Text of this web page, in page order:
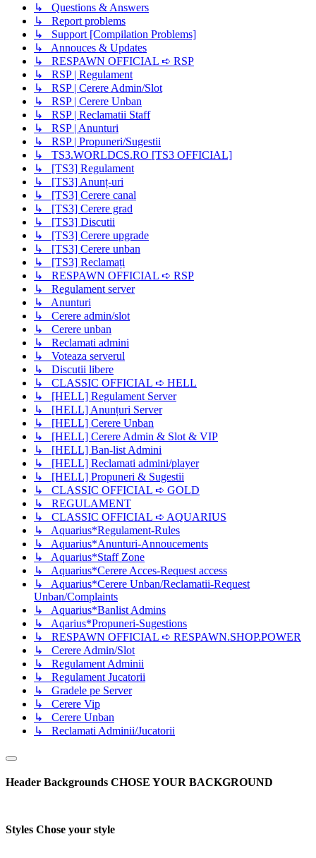
↳ Questions & Answers
↳ Report problems
↳ Support [Compilation Problems]
↳ Annouces & Updates
↳ RESPAWN OFFICIAL ➪ RSP
↳ RSP | Regulament
↳ RSP | Cerere Admin/Slot
↳ RSP | Cerere Unban
↳ RSP | Reclamatii Staff
↳ RSP | Anunturi
↳ RSP | Propuneri/Sugestii
↳ TS3.WORLDCS.RO [TS3 OFFICIAL]
↳ [TS3] Regulament
↳ [TS3] Anunț-uri
↳ [TS3] Cerere canal
↳ [TS3] Cerere grad
↳ [TS3] Discutii
↳ [TS3] Cerere upgrade
↳ [TS3] Cerere unban
↳ [TS3] Reclamați
↳ RESPAWN OFFICIAL ➪ RSP
↳ Regulament server
↳ Anunturi
↳ Cerere admin/slot
↳ Cerere unban
↳ Reclamati admini
↳ Voteaza serverul
↳ Discutii libere
↳ CLASSIC OFFICIAL ➪ HELL
↳ [HELL] Regulament Server
↳ [HELL] Anunțuri Server
↳ [HELL] Cerere Unban
↳ [HELL] Cerere Admin & Slot & VIP
↳ [HELL] Ban-list Admini
↳ [HELL] Reclamati admini/player
↳ [HELL] Propuneri & Sugestii
↳ CLASSIC OFFICIAL ➪ GOLD
↳ REGULAMENT
↳ CLASSIC OFFICIAL ➪ AQUARIUS
↳ Aquarius*Regulament-Rules
↳ Aquarius*Anunturi-Annoucements
↳ Aquarius*Staff Zone
↳ Aquarius*Cerere Acces-Request access
↳ Aquarius*Cerere Unban/Reclamatii-Request
Unban/Complaints
↳ Aquarius*Banlist Admins
↳ Aqarius*Propuneri-Sugestions
↳ RESPAWN OFFICIAL ➪ RESPAWN.SHOP.POWER
↳ Cerere Admin/Slot
↳ Regulament Adminii
↳ Regulament Jucatorii
↳ Gradele pe Server
↳ Cerere Vip
↳ Cerere Unban
↳ Reclamati Adminii/Jucatorii
Header Backgrounds CHOSE YOUR BACKGROUND
Styles Chose your style